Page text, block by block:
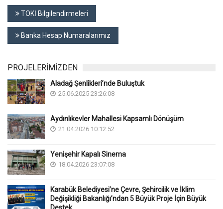
TOKİ Bilgilendirmeleri
Banka Hesap Numaralarımız
PROJELERİMİZDEN
Aladağ Şenlikleri’nde Buluştuk
25.06.2025 23:26:08
Aydınlıkevler Mahallesi Kapsamlı Dönüşüm
21.04.2026 10:12:52
Yenişehir Kapalı Sinema
18.04.2026 23:07:08
Karabük Belediyesi’ne Çevre, Şehircilik ve İklim
Değişikliği Bakanlığı’ndan 5 Büyük Proje İçin Büyük